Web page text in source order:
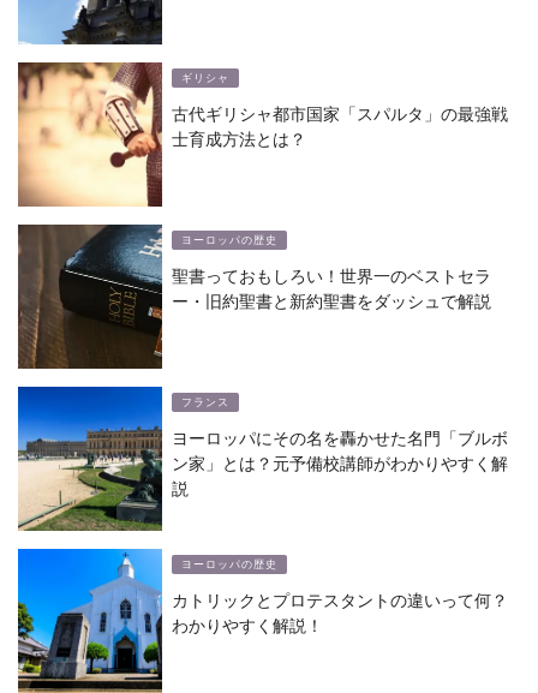
ギリシャ
古代ギリシャ都市国家「スパルタ」の最強戦
士育成方法とは？
ヨーロッパの歴史
聖書っておもしろい！世界一のベストセラ
ー・旧約聖書と新約聖書をダッシュで解説
フランス
ヨーロッパにその名を轟かせた名門「ブルボ
ン家」とは？元予備校講師がわかりやすく解
説
ヨーロッパの歴史
カトリックとプロテスタントの違いって何？
わかりやすく解説！